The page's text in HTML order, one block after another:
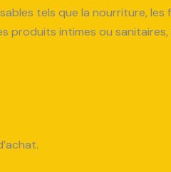
tels que la nourriture, les
produits intimes ou sanitaires,